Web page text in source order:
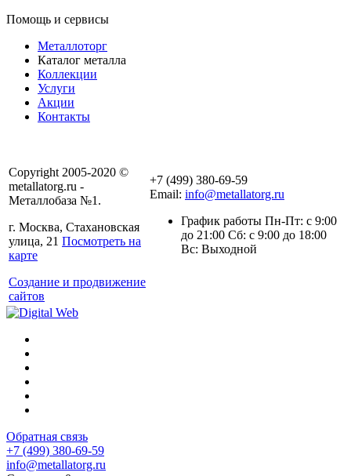
Помощь и сервисы
Металлоторг
Каталог металла
Коллекции
Услуги
Акции
Контакты
Copyright 2005-2020 ©
metallatorg.ru -
Металлобаза №1.
г. Москва, Стахановская
улица, 21 Посмотреть на
карте
Создание и продвижение
сайтов
+7 (499) 380-69-59
Email: info@metallatorg.ru
График работы Пн-Пт: с 9:00
до 21:00 Сб: с 9:00 до 18:00
Вс: Выходной
Обратная связь
+7 (499) 380-69-59
info@metallatorg.ru